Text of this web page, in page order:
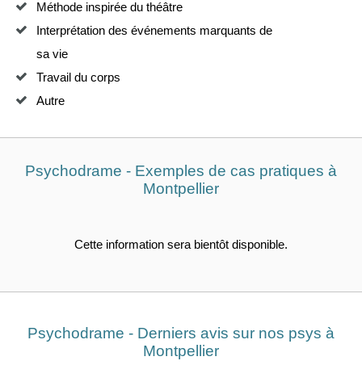
Méthode inspirée du théâtre
Interprétation des événements marquants de
sa vie
Travail du corps
Autre
Psychodrame - Exemples de cas pratiques à
Montpellier
Cette information sera bientôt disponible.
Psychodrame - Derniers avis sur nos psys à
Montpellier